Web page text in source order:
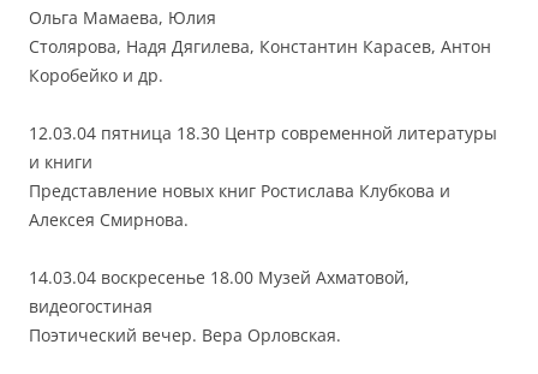
Ольга Мамаева, Юлия
Столярова, Надя Дягилева, Константин Карасев, Антон
Коробейко и др.
12.03.04 пятница 18.30 Центр современной литературы
и книги
Представление новых книг Ростислава Клубкова и
Алексея Смирнова.
14.03.04 воскресенье 18.00 Музей Ахматовой,
видеогостиная
Поэтический вечер. Вера Орловская.